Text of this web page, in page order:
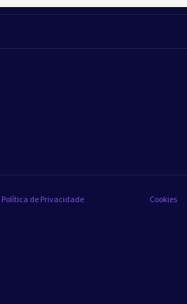
Política de Privacidade Cookies